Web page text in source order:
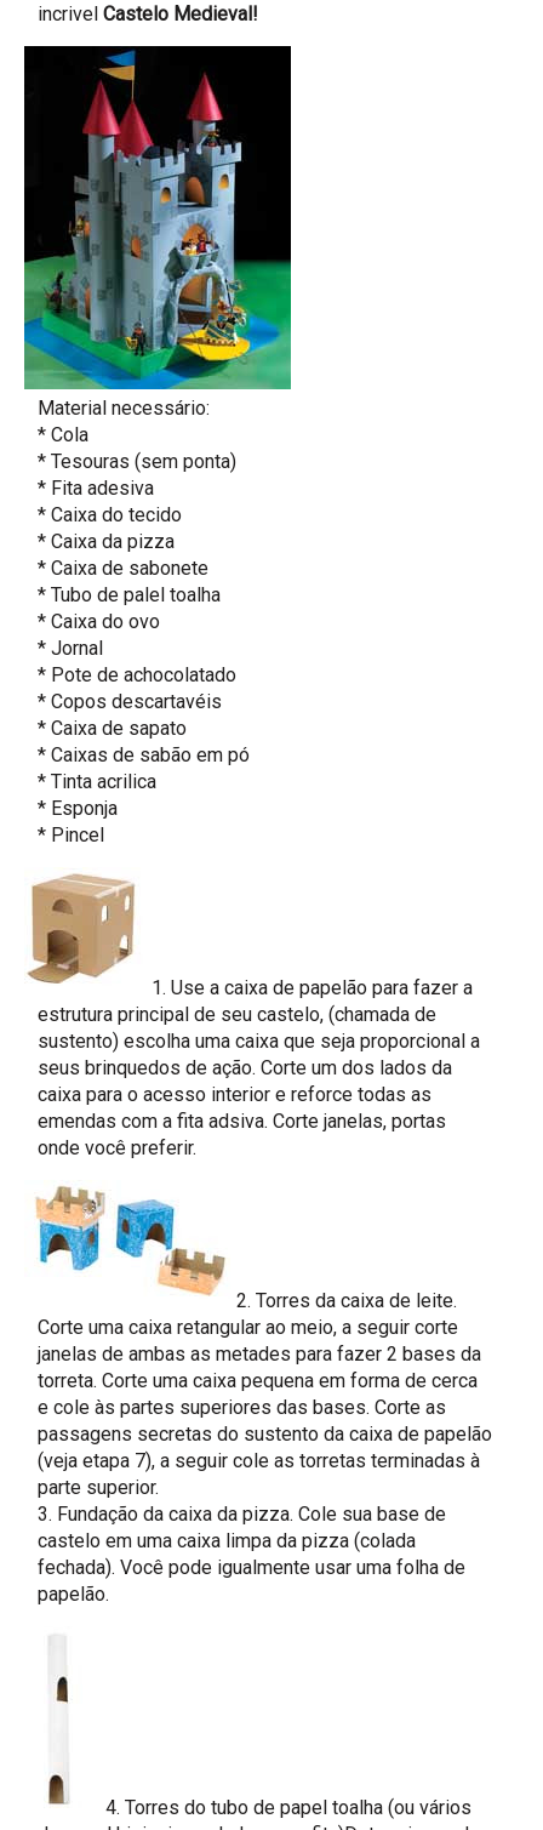
incrivelCastelo Medieval!
Material necessário:
* Cola
* Tesouras (sem ponta)
* Fita adesiva
* Caixa do tecido
* Caixa da pizza
* Caixa de sabonete
* Tubo de palel toalha
* Caixa do ovo
* Jornal
* Pote de achocolatado
* Copos descartavéis
* Caixa de sapato
* Caixas de sabão em pó
* Tinta acrilica
* Esponja
* Pincel
1. Use a caixa de papelão para fazer a
estrutura principal de seu castelo, (chamada de
sustento) escolha uma caixa que seja proporcional a
seus brinquedos de ação. Corte um dos lados da
caixa para o acesso interior e reforce todas as
emendas com a fita adsiva. Corte janelas, portas
onde você preferir.
2. Torres da caixa de leite.
Corte uma caixa retangular ao meio, a seguir corte
janelas de ambas as metades para fazer 2 bases da
torreta. Corte uma caixa pequena em forma de cerca
e cole às partes superiores das bases. Corte as
passagens secretas do sustento da caixa de papelão
(veja etapa 7), a seguir cole as torretas terminadas à
parte superior.
3. Fundação da caixa da pizza. Cole sua base de
castelo em uma caixa limpa da pizza (colada
fechada). Você pode igualmente usar uma folha de
papelão.
4. Torres do tubo de papel toalha (ou vários